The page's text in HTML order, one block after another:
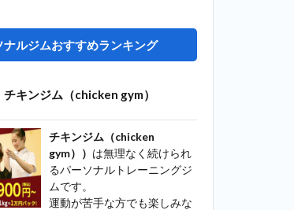
ナルジムおすすめランキング
チキンジム（chicken gym）
チキンジム（chicken
gym）） は無理なく続けられ
るパーソナルトレーニングジ
ムです。
運動が苦手な方でも楽しみな